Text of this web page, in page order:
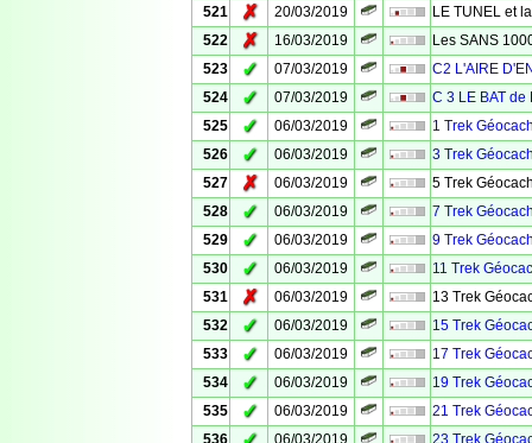
521
✗ 20/03/2019
LE TUNEL et
522
✗ 16/03/2019
Les SANS
523
✓ 07/03/2019
C2 L'AIRE
524
✓ 07/03/2019
C 3 LE BAT de
525
✓ 06/03/2019
1 Trek
526
✓ 06/03/2019
3 Trek
527
✗ 06/03/2019
5 Trek
528
✓ 06/03/2019
7 Trek
529
✓ 06/03/2019
9 Trek
530
✓ 06/03/2019
11 Trek
531
✗ 06/03/2019
13 Trek
532
✓ 06/03/2019
15 Trek
533
✓ 06/03/2019
17 Trek
534
✓ 06/03/2019
19 Trek
535
✓ 06/03/2019
21 Trek
536
06/03/2019
23 Trek